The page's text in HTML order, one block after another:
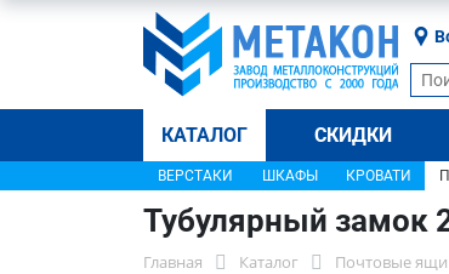
КАТАЛОГ СКИДКИ
ВЕРСТАКИ ШКАФЫ КРОВАТИ
Тубулярный замок
Главная Каталог Почтовые